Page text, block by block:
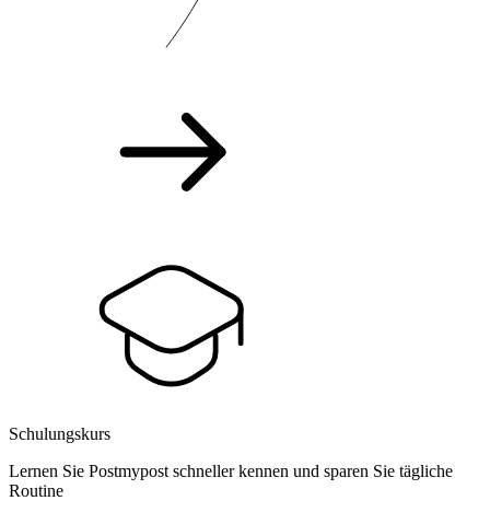
Schulungskurs
Lernen Sie Postmypost schneller kennen und sparen Sie tägliche
Routine